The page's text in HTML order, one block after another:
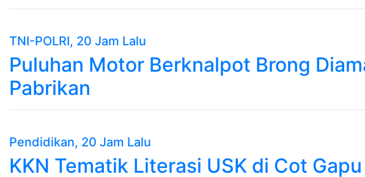
TNI-POLRI, 20 Jam Lalu
Puluhan Motor Berknalpot Brong
Pabrikan
Pendidikan, 20 Jam Lalu
KKN Tematik Literasi USK di Cot